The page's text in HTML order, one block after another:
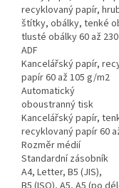
recyklovaný papír,
štítky, obálky, tenké
tlusté obálky 60 až
ADF
Kancelářský papír,
papír 60 až 105 g/m2
Automatický
oboustranný tisk
Kancelářský papír,
recyklovaný papír 60
Rozměr médií
Standardní zásobník
A4, Letter, B5 (JIS),